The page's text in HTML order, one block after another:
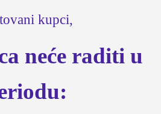
kupci,
neće raditi u